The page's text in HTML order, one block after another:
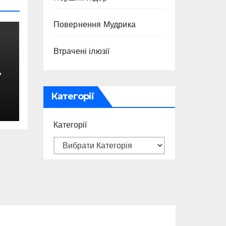
Повернення Мудрика
Втрачені ілюзії
Категорії
Категорії